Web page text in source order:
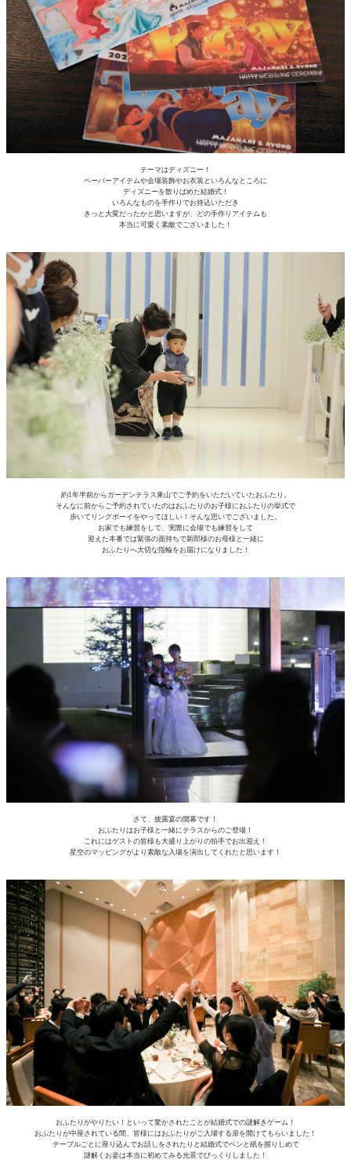
テーマはディズニー！
ペーパーアイテムや会場装飾やお衣装といろんなところに
ディズニーを散りばめた結婚式！
いろんなものを手作りでお持込いただき
きっと大変だったかと思いますが、どの手作りアイテムも
本当に可愛く素敵でございました！
約1年半前からガーデンテラス東山でご予約をいただいていたおふたり。
そんなに前からご予約されていたのはおふたりのお子様におふたりの挙式で
歩いてリングボーイをやってほしい！そんな思いでございました。
お家でも練習をして、実際に会場でも練習をして
迎えた本番では緊張の面持ちで新郎様のお母様と一緒に
おふたりへ大切な指輪をお届けになりました！
さて、披露宴の開幕です！
おふたりはお子様と一緒にテラスからのご登場！
これにはゲストの皆様も大盛り上がりの拍手でお出迎え！
星空のマッピングがより素敵な入場を演出してくれたと思います！
おふたりがやりたい！といって驚かされたことが結婚式での謎解きゲーム！
おふたりが中座されている間、皆様にはおふたりがご入場する扉を開けてもらいました！
テーブルごとに座り込んでお話しをされたりと結婚式でペンと紙を握りしめて
謎解くお姿は本当に初めてみる光景でびっくりしました！